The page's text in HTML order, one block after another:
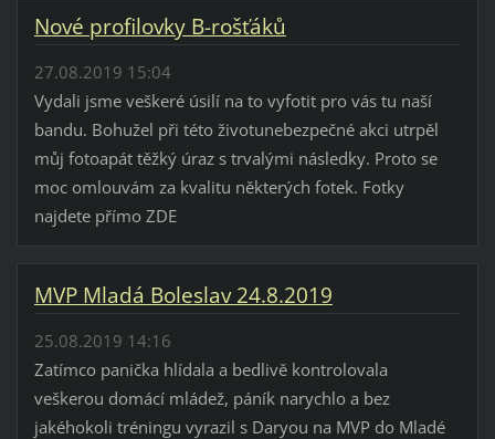
Nové profilovky B-rošťáků
27.08.2019 15:04
Vydali jsme veškeré úsilí na to vyfotit pro vás tu naší
bandu. Bohužel při této životunebezpečné akci utrpěl
můj fotoapát těžký úraz s trvalými následky. Proto se
moc omlouvám za kvalitu některých fotek. Fotky
najdete přímo ZDE
MVP Mladá Boleslav 24.8.2019
25.08.2019 14:16
Zatímco panička hlídala a bedlivě kontrolovala
veškerou domácí mládež, páník narychlo a bez
jakéhokoli tréningu vyrazil s Daryou na MVP do Mladé